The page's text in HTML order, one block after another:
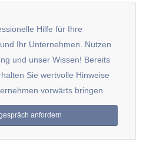
Hilfe für Ihre
Ihr Unternehmen. Nutzen
und unser Wissen! Bereits
Sie wertvolle Hinweise
vorwärts bringen.
anfordern